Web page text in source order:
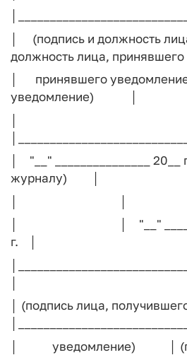
│ (подпись и должность
должность лица, принявшего │
│ принявшего
уведомление) │
│ "__" _______________
журналу) │
│ │ "__"
г. │
│ (подпись лица,
│ уведомление) │